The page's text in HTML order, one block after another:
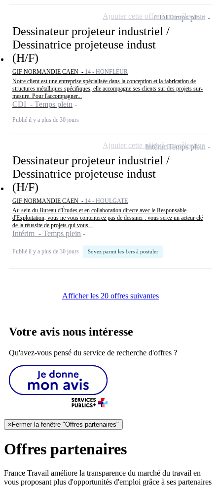
Dessinateur projeteur industriel /
Dessinatrice projeteuse indust
(H/F)
GIF NORMANDIE CAEN - 14 - HONFLEUR
Notre client est une entreprise spécialisée dans la conception et la fabrication de
structures métalliques spécifiques, elle accompagne ses clients sur des projets sur-
mesure. Pour l'accompagner...
CDI - Temps plein
Publié il y a plus de 30 jours
CDITemps plein
Ajouter cette offre à ma sélection
Dessinateur projeteur industriel /
Dessinatrice projeteuse indust
(H/F)
GIF NORMANDIE CAEN - 14 - HOULGATE
Au sein du Bureau d'Études et en collaboration directe avec le Responsable
d'Exploitation, vous ne vous contenterez pas de dessiner : vous serez un acteur clé
de la réussite de projets qui vous...
Intérim - Temps plein
Publié il y a plus de 30 jours Soyez parmi les 1ers à postuler
IntérimTemps plein
Ajouter cette offre à ma sélection
Afficher les 20 offres suivantes
Votre avis nous intéresse
Qu'avez-vous pensé du service de recherche d'offres ?
×Fermer la fenêtre "Offres partenaires"
Offres partenaires
France Travail améliore la transparence du marché du travail en
vous proposant plus d'opportunités d'emploi grâce à ses partenaires